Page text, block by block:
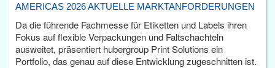
AMERICAS 2026 AKTUELLE MARKTANFORDERUNGEN
Da die führende Fachmesse für Etiketten und Labels ihren
Fokus auf flexible Verpackungen und Faltschachteln
ausweitet, präsentiert hubergroup Print Solutions ein
Portfolio, das genau auf diese Entwicklung zugeschnitten ist.